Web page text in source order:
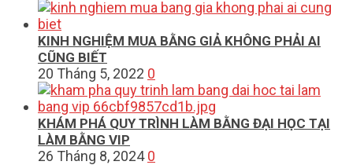
KINH NGHIỆM MUA BẰNG GIẢ KHÔNG PHẢI AI
CŨNG BIẾT
20 Tháng 5, 2022 0
KHÁM PHÁ QUY TRÌNH LÀM BẰNG ĐẠI HỌC TẠI
LÀM BẰNG VIP
26 Tháng 8, 2024 0